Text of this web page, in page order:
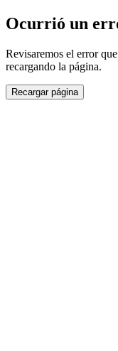
Ocurrió un
Revisaremos el error
recargando la página.
Recargar página